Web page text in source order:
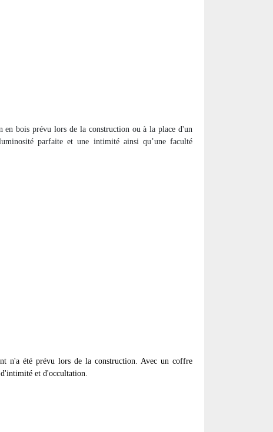
en bois prévu lors de la construction ou à la place d'un
parfaite et une intimité ainsi qu’une faculté
n'a été prévu lors de la construction. Avec un coffre
d'intimité et d'occultation.